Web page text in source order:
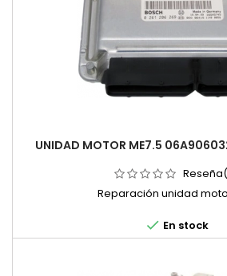
UNIDAD MOTOR ME7.5
Reparación unidad
 En stock